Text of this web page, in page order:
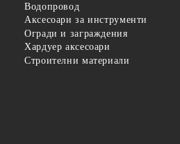
Водопровод
Аксесоари за инструменти
Огради и заграждения
Хардуер аксесоари
Строителни материали